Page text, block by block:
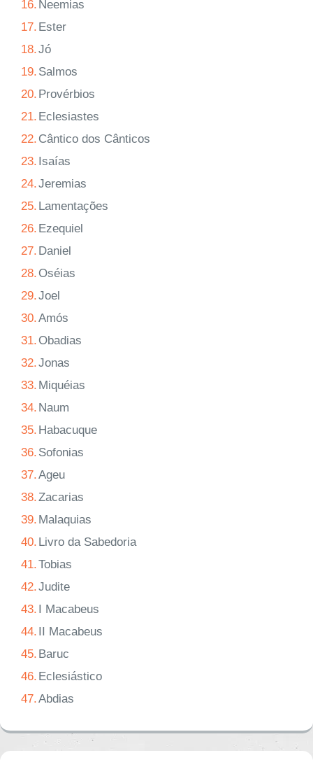
16. Neemias
17. Ester
18.Jó
19. Salmos
20. Provérbios
21. Eclesiastes
22. Cântico dos Cânticos
23. Isaías
24.Jeremias
25. Lamentações
26. Ezequiel
27. Daniel
28. Oséias
29.Joel
30.Amós
31. Obadias
32.Jonas
33. Miquéias
34. Naum
35. Habacuque
36. Sofonias
37.Ageu
38.Zacarias
39. Malaquias
40. Livro da Sabedoria
41.Tobias
42.Judite
43. I Macabeus
44. II Macabeus
45. Baruc
46. Eclesiástico
47.Abdias